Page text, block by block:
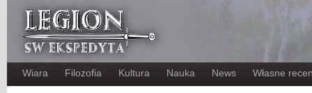
Wiara Filozofia Kultura Nauka News Własne